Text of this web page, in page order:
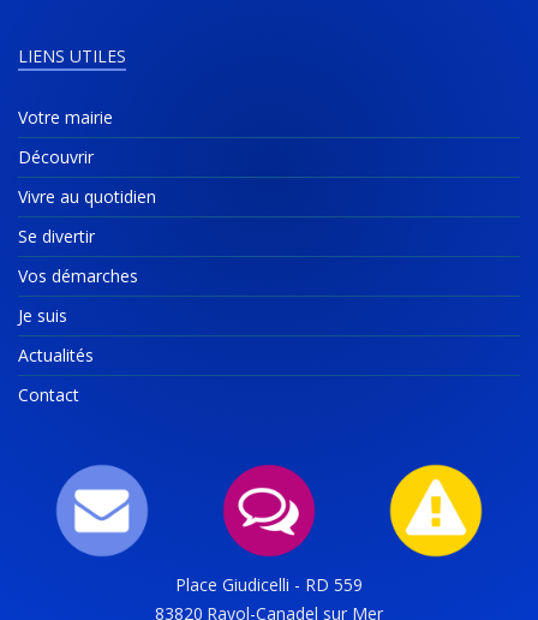
LIENS UTILES
Votre mairie
Découvrir
Vivre au quotidien
Se divertir
Vos démarches
Je suis
Actualités
Contact
Place Giudicelli - RD 559
83820 Rayol-Canadel sur Mer